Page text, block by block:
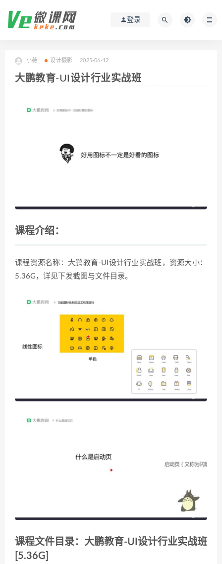
登录
小薇 设计摄影 2025-06-12
大鹏教育-UI设计行业实战班
课程介绍：
课程资源名称：大鹏教育-UI设计行业实战班，资源大小：
5.36G，详见下发截图与文件目录。
课程文件目录：大鹏教育-UI设计行业实战班
[5.36G]